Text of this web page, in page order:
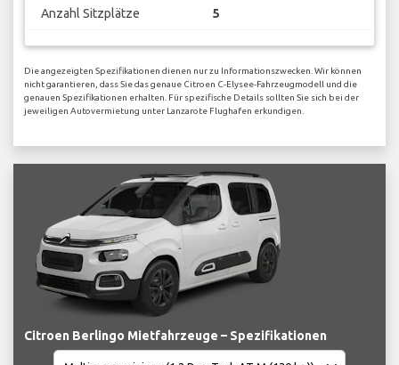
Anzahl Sitzplätze 5
Die angezeigten Spezifikationen dienen nur zu Informationszwecken. Wir können
nicht garantieren, dass Sie das genaue Citroen C-Elysee-Fahrzeugmodell und die
genauen Spezifikationen erhalten. Für spezifische Details sollten Sie sich bei der
jeweiligen Autovermietung unter Lanzarote Flughafen erkundigen.
Citroen Berlingo Mietfahrzeuge – Spezifikationen